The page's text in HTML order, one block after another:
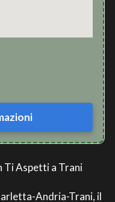
Ti Aspetti a Trani
Andria-Trani, il